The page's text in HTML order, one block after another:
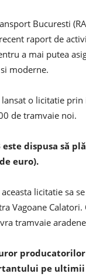
Bucuresti
raport de
a mai putea
moderne.
o licitatie
de tramvaie noi.
este dispusa să
euro).
licitatie sa
Vagoane
tramvaie
pe ultimii